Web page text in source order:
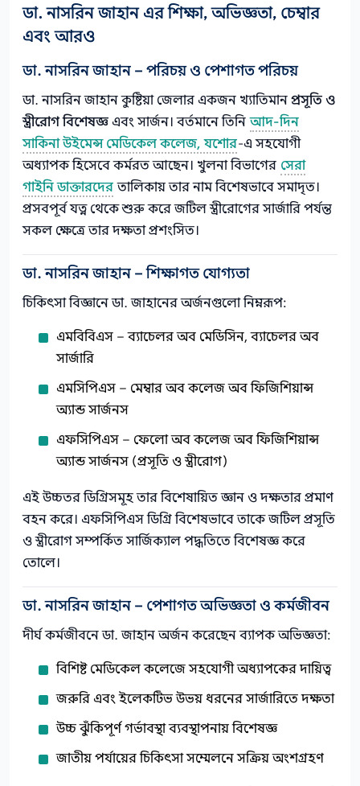
ডা. নাসরিন জাহান এর শিক্ষা, অভিজ্ঞতা, চেম্বার
এবং আরও
ডা. নাসরিন জাহান – পরিচয় ও পেশাগত পরিচয়
ডা. নাসরিন জাহান কুষ্টিয়া জেলার একজন খ্যাতিমান প্রসূতি ও
স্ত্রীরোগ বিশেষজ্ঞ এবং সার্জন। বর্তমানে তিনি আদ-দিন
সাকিনা উইমেন্স মেডিকেল কলেজ, যশোর-এ সহযোগী
অধ্যাপক হিসেবে কর্মরত আছেন। খুলনা বিভাগের সেরা
গাইনি ডাক্তারদের তালিকায় তার নাম বিশেষভাবে সমাদৃত।
প্রসবপূর্ব যত্ন থেকে শুরু করে জটিল স্ত্রীরোগের সার্জারি পর্যন্ত
সকল ক্ষেত্রে তার দক্ষতা প্রশংসিত।
ডা. নাসরিন জাহান – শিক্ষাগত যোগ্যতা
চিকিৎসা বিজ্ঞানে ডা. জাহানের অর্জনগুলো নিম্নরূপ:
এমবিবিএস – ব্যাচেলর অব মেডিসিন, ব্যাচেলর অব
সার্জারি
এমসিপিএস – মেম্বার অব কলেজ অব ফিজিশিয়ান্স
অ্যান্ড সার্জনস
এফসিপিএস – ফেলো অব কলেজ অব ফিজিশিয়ান্স
অ্যান্ড সার্জনস (প্রসূতি ও স্ত্রীরোগ)
এই উচ্চতর ডিগ্রিসমূহ তার বিশেষায়িত জ্ঞান ও দক্ষতার প্রমাণ
বহন করে। এফসিপিএস ডিগ্রি বিশেষভাবে তাকে জটিল প্রসূতি
ও স্ত্রীরোগ সম্পর্কিত সার্জিক্যাল পদ্ধতিতে বিশেষজ্ঞ করে
তোলে।
ডা. নাসরিন জাহান – পেশাগত অভিজ্ঞতা ও কর্মজীবন
দীর্ঘ কর্মজীবনে ডা. জাহান অর্জন করেছেন ব্যাপক অভিজ্ঞতা:
বিশিষ্ট মেডিকেল কলেজে সহযোগী অধ্যাপকের দায়িত্ব
জরুরি এবং ইলেকটিভ উভয় ধরনের সার্জারিতে দক্ষতা
উচ্চ ঝুঁকিপূর্ণ গর্ভাবস্থা ব্যবস্থাপনায় বিশেষজ্ঞ
জাতীয় পর্যায়ের চিকিৎসা সম্মেলনে সক্রিয় অংশগ্রহণ